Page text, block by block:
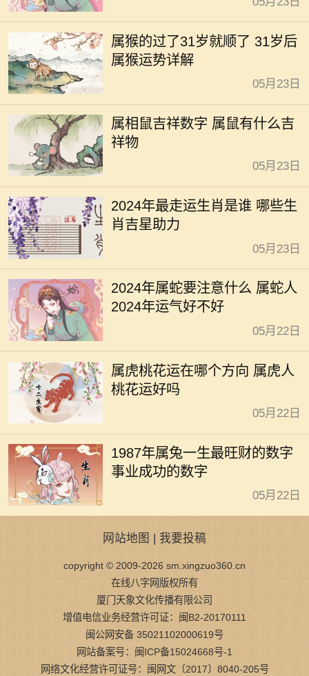
属猴的过了31岁就顺了 31岁后
属猴运势详解
05月23日
属相鼠吉祥数字 属鼠有什么吉
祥物
05月23日
2024年最走运生肖是谁 哪些生
肖吉星助力
05月23日
2024年属蛇要注意什么 属蛇人
2024年运气好不好
05月22日
属虎桃花运在哪个方向 属虎人
桃花运好吗
05月22日
1987年属兔一生最旺财的数字
事业成功的数字
05月22日
网站地图 | 我要投稿
copyright © 2009-2026 sm.xingzuo360.cn
在线八字网版权所有
厦门天象文化传播有限公司
增值电信业务经营许可证：闽B2-20170111
闽公网安备 35021102000619号
网站备案号：闽ICP备15024668号-1
网络文化经营许可证号：闽网文〔2017〕8040-205号